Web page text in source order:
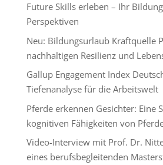
Future Skills erleben – Ihr
Perspektiven
Neu: Bildungsurlaub Kraftquelle
nachhaltigen Resilienz und
Gallup Engagement Index
Tiefenanalyse für die Arbeitswelt
Pferde erkennen Gesichter: Eine
kognitiven Fähigkeiten von
Video-Interview mit Prof. Dr.
eines berufsbegleitenden